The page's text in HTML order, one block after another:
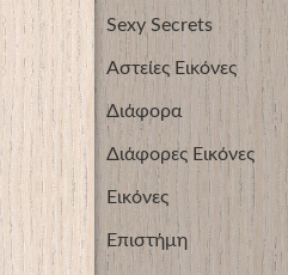
Sexy Secrets
Αστείες Εικόνες
Διάφορα
Διάφορες Εικόνες
Εικόνες
Επιστήμη